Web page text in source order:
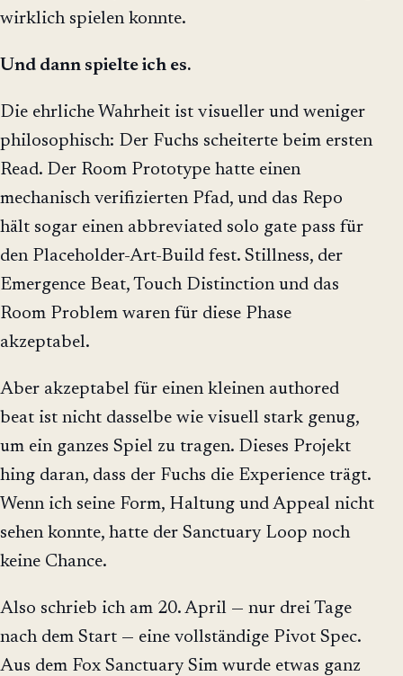
wirklich spielen konnte.
Und dann spielte ich es.
Die ehrliche Wahrheit ist visueller und weniger
philosophisch: Der Fuchs scheiterte beim ersten
Read. Der Room Prototype hatte einen
mechanisch verifizierten Pfad, und das Repo
hält sogar einen abbreviated solo gate pass für
den Placeholder-Art-Build fest. Stillness, der
Emergence Beat, Touch Distinction und das
Room Problem waren für diese Phase
akzeptabel.
Aber akzeptabel für einen kleinen authored
beat ist nicht dasselbe wie visuell stark genug,
um ein ganzes Spiel zu tragen. Dieses Projekt
hing daran, dass der Fuchs die Experience trägt.
Wenn ich seine Form, Haltung und Appeal nicht
sehen konnte, hatte der Sanctuary Loop noch
keine Chance.
Also schrieb ich am 20. April — nur drei Tage
nach dem Start — eine vollständige Pivot Spec.
Aus dem Fox Sanctuary Sim wurde etwas ganz